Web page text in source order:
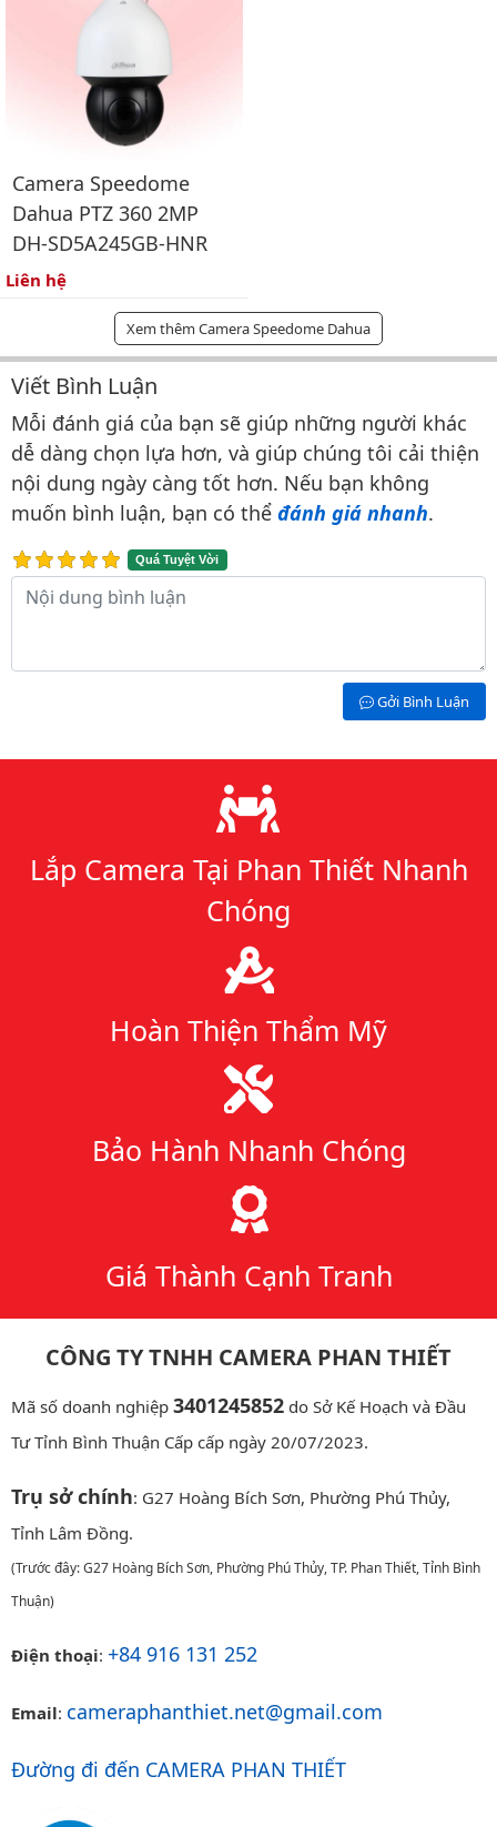
Camera Speedome
Dahua PTZ 360 2MP
DH-SD5A245GB-HNR
Liên hệ
Xem thêm Camera Speedome Dahua
Bình luận & Đánh giá
Viết Bình Luận
Mỗi đánh giá của bạn sẽ giúp những người khác
dễ dàng chọn lựa hơn, và giúp chúng tôi cải thiện
nội dung ngày càng tốt hơn. Nếu bạn không
muốn bình luận, bạn có thể đánh giá nhanh.
Quá Tuyệt Vời
Nội dung bình luận
Gởi Bình Luận
Lý do chọn chúng tôi
Lắp Camera Tại Phan Thiết Nhanh
Chóng
Hoàn Thiện Thẩm Mỹ
Bảo Hành Nhanh Chóng
Giá Thành Cạnh Tranh
CÔNG TY TNHH CAMERA PHAN THIẾT
Mã số doanh nghiệp 3401245852 do Sở Kế Hoạch và Đầu
Tư Tỉnh Bình Thuận Cấp cấp ngày 20/07/2023.
Trụ sở chính: G27 Hoàng Bích Sơn, Phường Phú Thủy,
Tỉnh Lâm Đồng.
(Trước đây: G27 Hoàng Bích Sơn, Phường Phú Thủy, TP. Phan Thiết, Tỉnh Bình
Thuận)
Điện thoại: +84 916 131 252
Email: cameraphanthiet.net@gmail.com
Đường đi đến CAMERA PHAN THIẾT